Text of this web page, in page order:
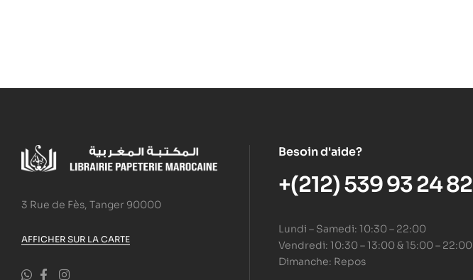
3 Rue de Fès, Tanger 90000
AFFICHER SUR LA CARTE
Besoin d'aide?
+(212) 539 93 24 82
Lundi – Samedi: 10:30 – 22:00
Vendredi: 10:30 – 13:00 & 15:00 – 22:00
Dimanche: Repos